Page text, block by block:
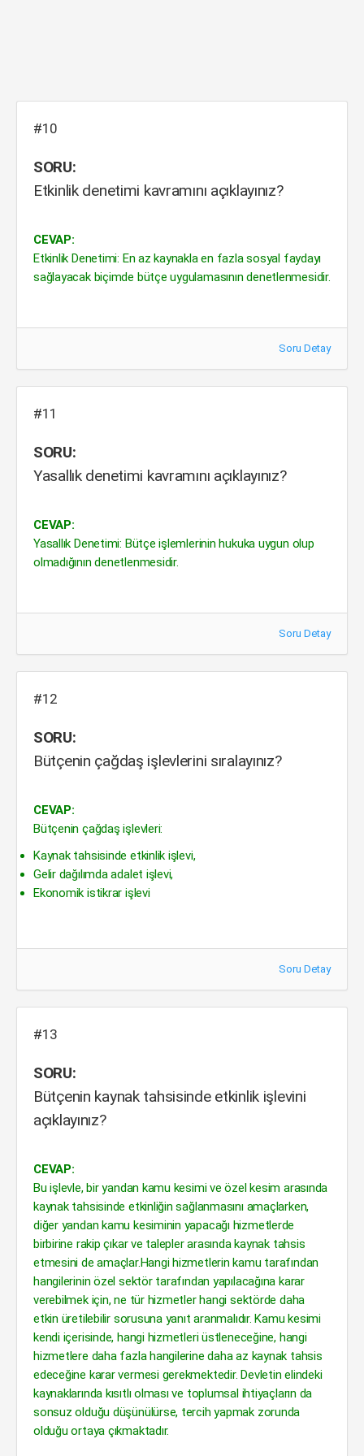
#10
SORU:
Etkinlik denetimi kavramını açıklayınız?
CEVAP:
Etkinlik Denetimi: En az kaynakla en fazla sosyal faydayı
sağlayacak biçimde bütçe uygulamasının denetlenmesidir.
Soru Detay
#11
SORU:
Yasallık denetimi kavramını açıklayınız?
CEVAP:
Yasallık Denetimi: Bütçe işlemlerinin hukuka uygun olup
olmadığının denetlenmesidir.
Soru Detay
#12
SORU:
Bütçenin çağdaş işlevlerini sıralayınız?
CEVAP:
Bütçenin çağdaş işlevleri:
Kaynak tahsisinde etkinlik işlevi,
Gelir dağılımda adalet işlevi,
Ekonomik istikrar işlevi
Soru Detay
#13
SORU:
Bütçenin kaynak tahsisinde etkinlik işlevini
açıklayınız?
CEVAP:
Bu işlevle, bir yandan kamu kesimi ve özel kesim arasında
kaynak tahsisinde etkinliğin sağlanmasını amaçlarken,
diğer yandan kamu kesiminin yapacağı hizmetlerde
birbirine rakip çıkar ve talepler arasında kaynak tahsis
etmesini de amaçlar.Hangi hizmetlerin kamu tarafından
hangilerinin özel sektör tarafından yapılacağına karar
verebilmek için, ne tür hizmetler hangi sektörde daha
etkin üretilebilir sorusuna yanıt aranmalıdır. Kamu kesimi
kendi içerisinde, hangi hizmetleri üstleneceğine, hangi
hizmetlere daha fazla hangilerine daha az kaynak tahsis
edeceğine karar vermesi gerekmektedir. Devletin elindeki
kaynaklarında kısıtlı olması ve toplumsal ihtiyaçların da
sonsuz olduğu düşünülürse, tercih yapmak zorunda
olduğu ortaya çıkmaktadır.